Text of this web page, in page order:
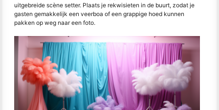
uitgebreide scène setter. Plaats je rekwisieten in de buurt, zodat je
gasten gemakkelijk een veerboa of een grappige hoed kunnen
pakken op weg naar een foto.